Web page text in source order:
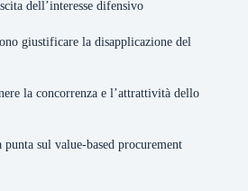
dell’interesse difensivo
giustificare la disapplicazione del
la concorrenza e l’attrattività dello
sul value-based procurement